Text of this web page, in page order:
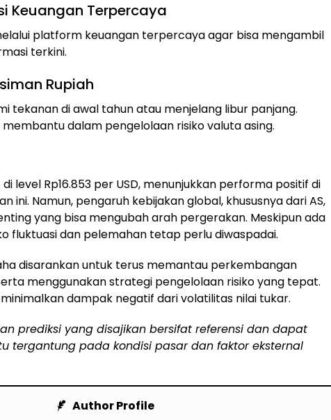
Keuangan Terpercaya
platform keuangan terpercaya agar bisa mengambil
terkini.
Rupiah
tekanan di awal tahun atau menjelang libur panjang.
dalam pengelolaan risiko valuta asing.
level Rp16.853 per USD, menunjukkan performa positif di
ini. Namun, pengaruh kebijakan global, khususnya dari AS,
yang bisa mengubah arah pergerakan. Meskipun ada
fluktuasi dan pelemahan tetap perlu diwaspadai.
disarankan untuk terus memantau perkembangan
menggunakan strategi pengelolaan risiko yang tepat.
dampak negatif dari volatilitas nilai tukar.
prediksi yang disajikan bersifat referensi dan dapat
tergantung pada kondisi pasar dan faktor eksternal
Author Profile